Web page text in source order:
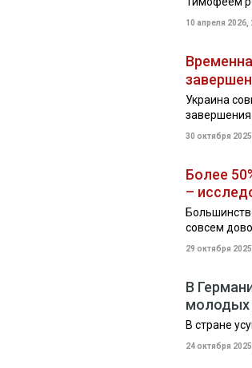
10 апреля 2026,
Украина
30 октября
Более
–
совсем
29 октября
В
молодых
В стране
24 октября